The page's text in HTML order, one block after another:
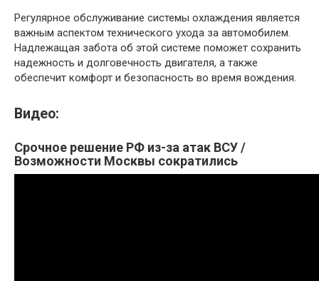
Регулярное обслуживание системы охлаждения является
важным аспектом технического ухода за автомобилем.
Надлежащая забота об этой системе поможет сохранить
надежность и долговечность двигателя, а также
обеспечит комфорт и безопасность во время вождения.
Видео:
Срочное решение РФ из-за атак ВСУ /
Возможности Москвы сократились